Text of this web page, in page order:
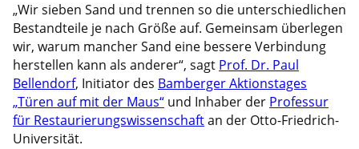
„Wir sieben Sand und trennen so die unterschiedlichen
Bestandteile je nach Größe auf. Gemeinsam überlegen
wir, warum mancher Sand eine bessere Verbindung
herstellen kann als anderer“, sagt Prof. Dr. Paul
Bellendorf, Initiator des Bamberger Aktionstages
„Türen auf mit der Maus“und Inhaber der Professur
für Restaurierungswissenschaftan der Otto-Friedrich-
Universität.